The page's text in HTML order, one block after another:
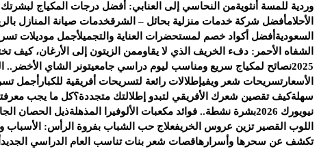
وردية للمسة أنثويةمن النحاسي إلى العنابي: أفضل درجات المكياج لبشرتك
الأحلامأفضل شركة خدمات منزلية بحائل – الشرقخدمات صيانة المنازل
السعودية أفضل أكواد خصم لمستحضرات العناية والتجميلأجمل موديلات
الشفاه الأحمر: دفء الخريف الذي لا يقاوممن الزيتون إلى الأرغان، كيف
2025نصائح لمكياج سريع ومناسب ليوم دراسي جامعيتونر الشاي الأخضر..
الأسعارتسريحات شعر ويفيإطلالات رائعة لتسريحات أفريقية للكبار أجمل
سهلةكيف تقصين شعرك الأفريقي لتبدو إطلالتك متجددة؟كل ما يجب
نيويورك 2026
بشرة نشطة.. فوائد مكعبات الألوفيرا المذهلةذيل الحصان
اللوب القصير تزين عروس الخريفعلاج حب الشباب بفروة الرأس: الأسباب
تكشف عن سحرها وأسرارهاقصات شعر بنات تناسب العام الدراسي الجديد